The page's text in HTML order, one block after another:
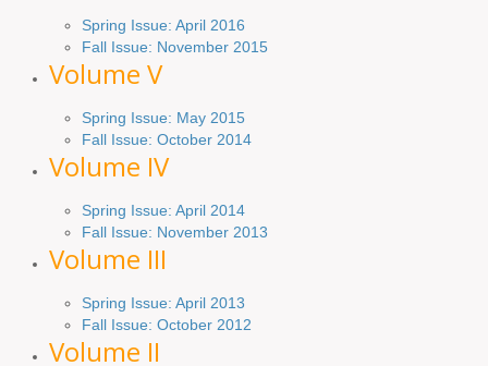
Spring Issue: April 2016
Fall Issue: November 2015
Volume V
Spring Issue: May 2015
Fall Issue: October 2014
Volume IV
Spring Issue: April 2014
Fall Issue: November 2013
Volume III
Spring Issue: April 2013
Fall Issue: October 2012
Volume II